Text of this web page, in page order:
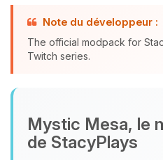
Note du développeur :
The official modpack for
Twitch series.
Mystic Mesa, le
de StacyPlays
Youpi, enfin
parler ! Moi c’est
08/08/2026 à 13:00